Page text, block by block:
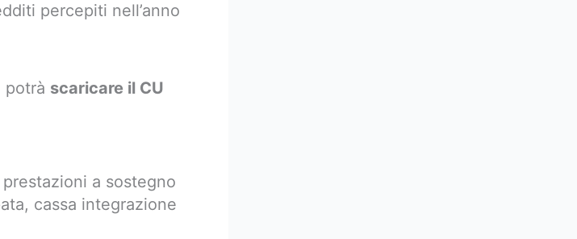
percepiti nell’anno
potrà scaricare il CU
a sostegno
cassa integrazione